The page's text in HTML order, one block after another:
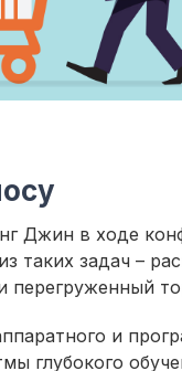
Джин в ходе
таких задач –
перегруженный
и
глубокого